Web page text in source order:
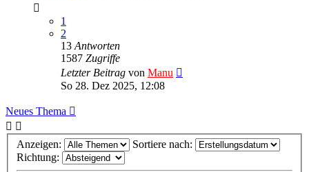
1
2
13 Antworten
1587 Zugriffe
Letzter Beitrag von Manu
So 28. Dez 2025, 12:08
Neues Thema
Anzeigen:
Sortiere nach:
Richtung: